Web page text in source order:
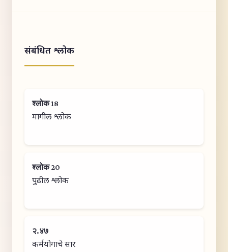
संबंधित श्लोक
श्लोक 18
मागील श्लोक
श्लोक 20
पुढील श्लोक
२.४७
कर्मयोगाचे सार